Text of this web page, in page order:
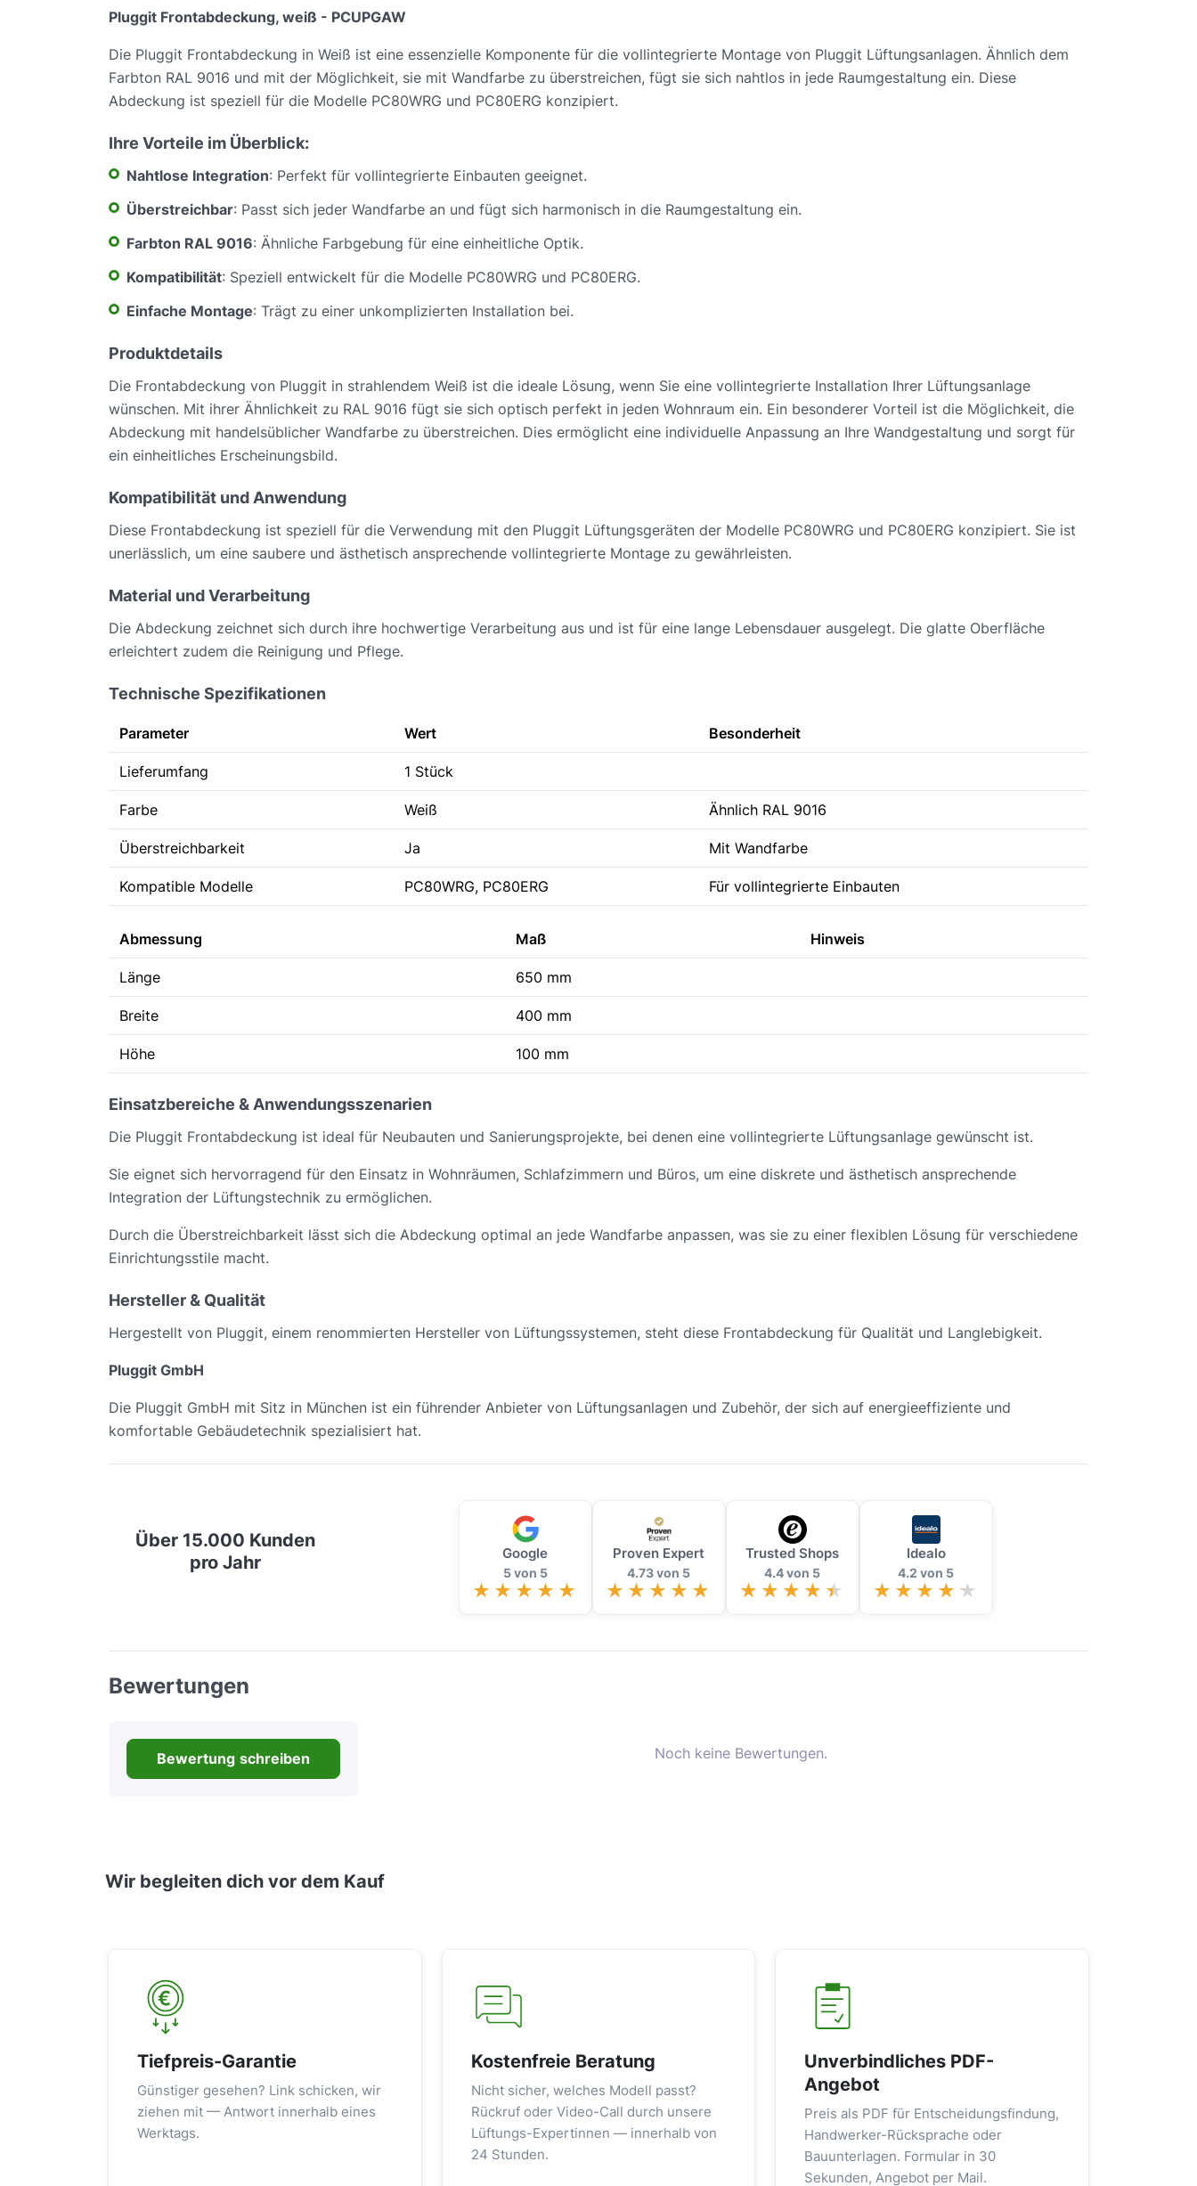
Pluggit Frontabdeckung, weiß - PCUPGAW
Die Pluggit Frontabdeckung in Weiß ist eine essenzielle Komponente für die vollintegrierte Montage von Pluggit Lüftungsanlagen. Ähnlich dem
Farbton RAL 9016 und mit der Möglichkeit, sie mit Wandfarbe zu überstreichen, fügt sie sich nahtlos in jede Raumgestaltung ein. Diese
Abdeckung ist speziell für die Modelle PC80WRG und PC80ERG konzipiert.
Ihre Vorteile im Überblick:
Nahtlose Integration: Perfekt für vollintegrierte Einbauten geeignet.
Überstreichbar: Passt sich jeder Wandfarbe an und fügt sich harmonisch in die Raumgestaltung ein.
Farbton RAL 9016: Ähnliche Farbgebung für eine einheitliche Optik.
Kompatibilität: Speziell entwickelt für die Modelle PC80WRG und PC80ERG.
Einfache Montage: Trägt zu einer unkomplizierten Installation bei.
Produktdetails
Die Frontabdeckung von Pluggit in strahlendem Weiß ist die ideale Lösung, wenn Sie eine vollintegrierte Installation Ihrer Lüftungsanlage
wünschen. Mit ihrer Ähnlichkeit zu RAL 9016 fügt sie sich optisch perfekt in jeden Wohnraum ein. Ein besonderer Vorteil ist die Möglichkeit, die
Abdeckung mit handelsüblicher Wandfarbe zu überstreichen. Dies ermöglicht eine individuelle Anpassung an Ihre Wandgestaltung und sorgt für
ein einheitliches Erscheinungsbild.
Kompatibilität und Anwendung
Diese Frontabdeckung ist speziell für die Verwendung mit den Pluggit Lüftungsgeräten der Modelle PC80WRG und PC80ERG konzipiert. Sie ist
unerlässlich, um eine saubere und ästhetisch ansprechende vollintegrierte Montage zu gewährleisten.
Material und Verarbeitung
Die Abdeckung zeichnet sich durch ihre hochwertige Verarbeitung aus und ist für eine lange Lebensdauer ausgelegt. Die glatte Oberfläche
erleichtert zudem die Reinigung und Pflege.
Technische Spezifikationen
Parameter Wert Besonderheit
Lieferumfang 1 Stück
Farbe Weiß Ähnlich RAL 9016
Überstreichbarkeit Ja Mit Wandfarbe
Kompatible Modelle PC80WRG, PC80ERG Für vollintegrierte Einbauten
Abmessung Maß Hinweis
Länge 650 mm
Breite 400 mm
Höhe 100 mm
Einsatzbereiche & Anwendungsszenarien
Die Pluggit Frontabdeckung ist ideal für Neubauten und Sanierungsprojekte, bei denen eine vollintegrierte Lüftungsanlage gewünscht ist.
Sie eignet sich hervorragend für den Einsatz in Wohnräumen, Schlafzimmern und Büros, um eine diskrete und ästhetisch ansprechende
Integration der Lüftungstechnik zu ermöglichen.
Durch die Überstreichbarkeit lässt sich die Abdeckung optimal an jede Wandfarbe anpassen, was sie zu einer flexiblen Lösung für verschiedene
Einrichtungsstile macht.
Hersteller & Qualität
Hergestellt von Pluggit, einem renommierten Hersteller von Lüftungssystemen, steht diese Frontabdeckung für Qualität und Langlebigkeit.
Pluggit GmbH
Die Pluggit GmbH mit Sitz in München ist ein führender Anbieter von Lüftungsanlagen und Zubehör, der sich auf energieeffiziente und
komfortable Gebäudetechnik spezialisiert hat.
Über 15.000 Kunden
pro Jahr
Google
5 von 5
Proven Expert
4.73 von 5
Trusted Shops
4.4 von 5
Idealo
4.2 von 5
Bewertungen
Bewertung schreiben Noch keine Bewertungen.
Wir begleiten dich vor dem Kauf
Tiefpreis-Garantie
Günstiger gesehen? Link schicken, wir
ziehen mit — Antwort innerhalb eines
Werktags.
Kostenfreie Beratung
Nicht sicher, welches Modell passt?
Rückruf oder Video-Call durch unsere
Lüftungs-Expertinnen — innerhalb von
24 Stunden.
Unverbindliches PDF-
Angebot
Preis als PDF für Entscheidungsfindung,
Handwerker-Rücksprache oder
Bauunterlagen. Formular in 30
Sekunden, Angebot per Mail.